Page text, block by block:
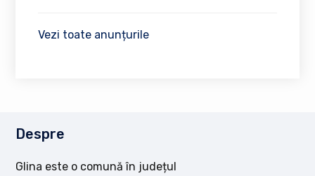
Vezi toate anunțurile
Despre
Glina este o comună în județul